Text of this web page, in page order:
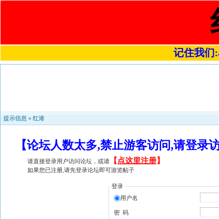
记住我们
提示信息 » 红港
【论坛人数太多,禁止游客访问,请登
请直接登录用户访问论坛，或请 【 点这里注册】
如果您已注册,请先登录论坛即可游览帖子
登录
用户名
密 码